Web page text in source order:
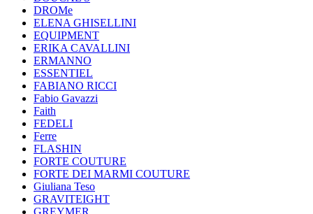
DROMe
ELENA GHISELLINI
EQUIPMENT
ERIKA CAVALLINI
ERMANNO
ESSENTIEL
FABIANO RICCI
Fabio Gavazzi
Faith
FEDELI
Ferre
FLASHIN
FORTE COUTURE
FORTE DEI MARMI COUTURE
Giuliana Teso
GRAVITEIGHT
GREYMER